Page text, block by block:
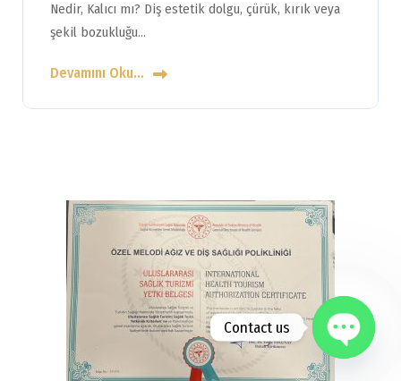
Nedir, Kalıcı mı? Diş estetik dolgu, çürük, kırık veya
şekil bozukluğu…
Devamını Oku...
Contact us